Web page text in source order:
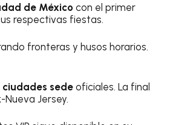
de México con el primer
respectivas fiestas.
fronteras y husos horarios.
ciudades sede oficiales. La final
Nueva Jersey.